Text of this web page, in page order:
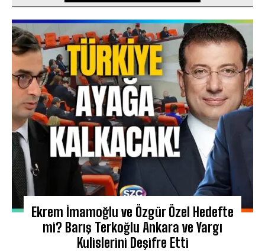
Ekrem İmamoğlu ve Özgür Özel Hedefte
mi? Barış Terkoğlu Ankara ve Yargı
Kulislerini Deşifre Etti